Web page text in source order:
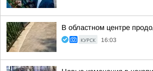
В областном центре
КУРСК 16:03